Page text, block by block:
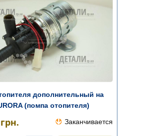
дополнительный на
(помпа отопителя)
грн. Заканчивается